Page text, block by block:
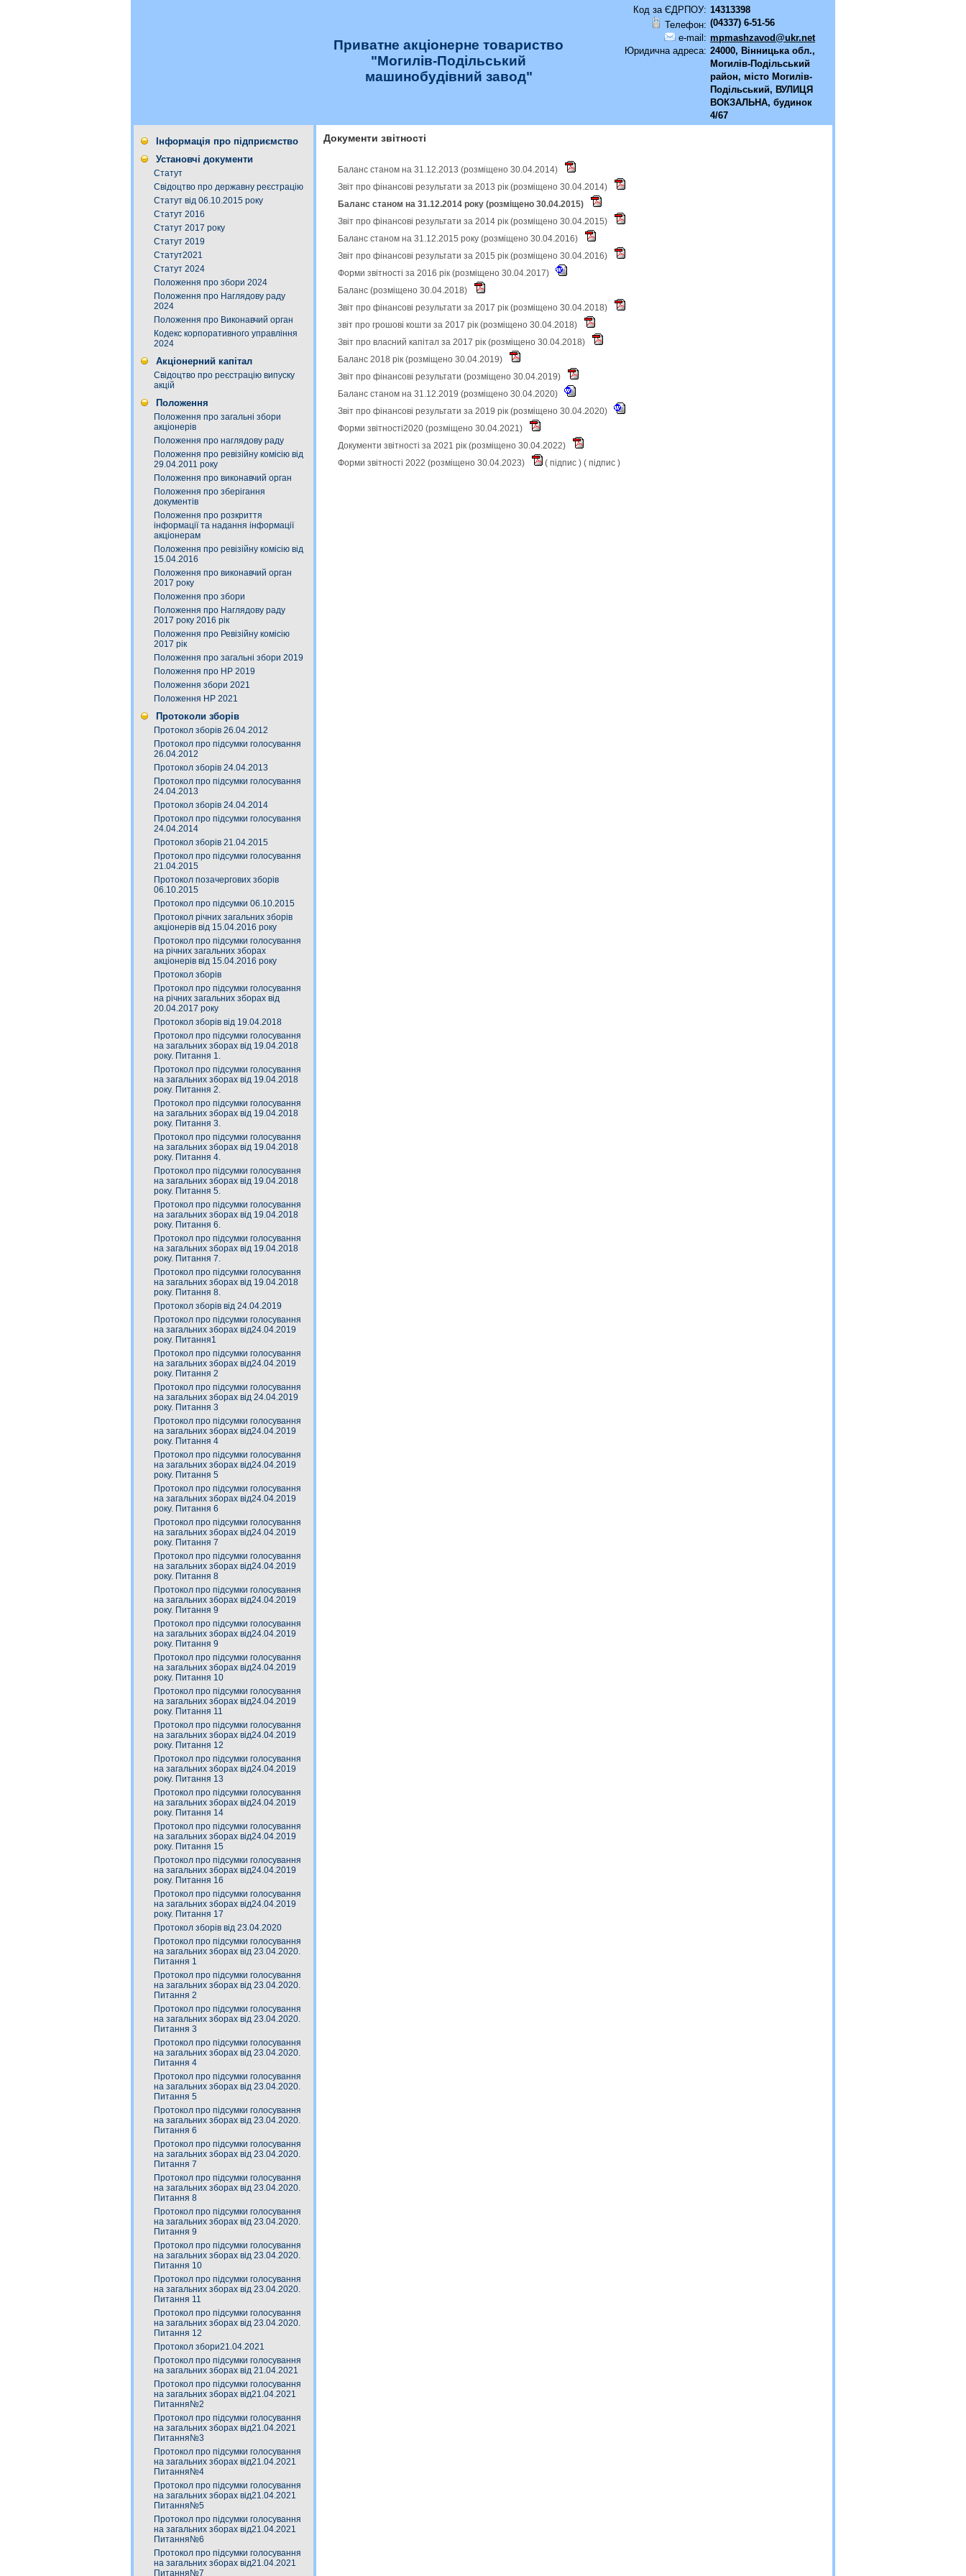
Приватне акціонерне товариство
"Могилів-Подільський
машинобудівний завод"
Код за ЄДРПОУ: 14313398
Телефон: (04337) 6-51-56
e-mail: mpmashzavod@ukr.net
Юридична адреса: 24000, Вінницька обл.,
Могилів-Подільський
район, місто Могилів-
Подільський, ВУЛИЦЯ
ВОКЗАЛЬНА, будинок
4/67
Інформація про підприємство
Установчі документи
Статут
Свідоцтво про державну реєстрацію
Статут від 06.10.2015 року
Статут 2016
Статут 2017 року
Статут 2019
Статут2021
Статут 2024
Положення про збори 2024
Положення про Наглядову раду
2024
Положення про Виконавчий орган
Кодекс корпоративного управління
2024
Акціонерний капітал
Свідоцтво про реєстрацію випуску
акцій
Положення
Положення про загальні збори
акціонерів
Положення про наглядову раду
Положення про ревізійну комісію від
29.04.2011 року
Положення про виконавчий орган
Положення про зберігання
документів
Положення про розкриття
інформації та надання інформації
акціонерам
Положення про ревізійну комісію від
15.04.2016
Положення про виконавчий орган
2017 року
Положення про збори
Положення про Наглядову раду
2017 року 2016 рік
Положення про Ревізійну комісію
2017 рік
Положення про загальні збори 2019
Положення про НР 2019
Положення збори 2021
Положення НР 2021
Протоколи зборів
Протокол зборів 26.04.2012
Протокол про підсумки голосування
26.04.2012
Протокол зборів 24.04.2013
Протокол про підсумки голосування
24.04.2013
Протокол зборів 24.04.2014
Протокол про підсумки голосування
24.04.2014
Протокол зборів 21.04.2015
Протокол про підсумки голосування
21.04.2015
Протокол позачергових зборів
06.10.2015
Протокол про підсумки 06.10.2015
Протокол річних загальних зборів
акціонерів від 15.04.2016 року
Протокол про підсумки голосування
на річних загальних зборах
акціонерів від 15.04.2016 року
Протокол зборів
Протокол про підсумки голосування
на річних загальних зборах від
20.04.2017 року
Протокол зборів від 19.04.2018
Протокол про підсумки голосування
на загальних зборах від 19.04.2018
року. Питання 1.
Протокол про підсумки голосування
на загальних зборах від 19.04.2018
року. Питання 2.
Протокол про підсумки голосування
на загальних зборах від 19.04.2018
року. Питання 3.
Протокол про підсумки голосування
на загальних зборах від 19.04.2018
року. Питання 4.
Протокол про підсумки голосування
на загальних зборах від 19.04.2018
року. Питання 5.
Протокол про підсумки голосування
на загальних зборах від 19.04.2018
року. Питання 6.
Протокол про підсумки голосування
на загальних зборах від 19.04.2018
року. Питання 7.
Протокол про підсумки голосування
на загальних зборах від 19.04.2018
року. Питання 8.
Протокол зборів від 24.04.2019
Протокол про підсумки голосування
на загальних зборах від24.04.2019
року. Питання1
Протокол про підсумки голосування
на загальних зборах від24.04.2019
року. Питання 2
Протокол про підсумки голосування
на загальних зборах від 24.04.2019
року. Питання 3
Протокол про підсумки голосування
на загальних зборах від24.04.2019
року. Питання 4
Протокол про підсумки голосування
на загальних зборах від24.04.2019
року. Питання 5
Протокол про підсумки голосування
на загальних зборах від24.04.2019
року. Питання 6
Протокол про підсумки голосування
на загальних зборах від24.04.2019
року. Питання 7
Протокол про підсумки голосування
на загальних зборах від24.04.2019
року. Питання 8
Протокол про підсумки голосування
на загальних зборах від24.04.2019
року. Питання 9
Протокол про підсумки голосування
на загальних зборах від24.04.2019
року. Питання 9
Протокол про підсумки голосування
на загальних зборах від24.04.2019
року. Питання 10
Протокол про підсумки голосування
на загальних зборах від24.04.2019
року. Питання 11
Протокол про підсумки голосування
на загальних зборах від24.04.2019
року. Питання 12
Протокол про підсумки голосування
на загальних зборах від24.04.2019
року. Питання 13
Протокол про підсумки голосування
на загальних зборах від24.04.2019
року. Питання 14
Протокол про підсумки голосування
на загальних зборах від24.04.2019
року. Питання 15
Протокол про підсумки голосування
на загальних зборах від24.04.2019
року. Питання 16
Протокол про підсумки голосування
на загальних зборах від24.04.2019
року. Питання 17
Протокол зборів від 23.04.2020
Протокол про підсумки голосування
на загальних зборах від 23.04.2020.
Питання 1
Протокол про підсумки голосування
на загальних зборах від 23.04.2020.
Питання 2
Протокол про підсумки голосування
на загальних зборах від 23.04.2020.
Питання 3
Протокол про підсумки голосування
на загальних зборах від 23.04.2020.
Питання 4
Протокол про підсумки голосування
на загальних зборах від 23.04.2020.
Питання 5
Протокол про підсумки голосування
на загальних зборах від 23.04.2020.
Питання 6
Протокол про підсумки голосування
на загальних зборах від 23.04.2020.
Питання 7
Протокол про підсумки голосування
на загальних зборах від 23.04.2020.
Питання 8
Протокол про підсумки голосування
на загальних зборах від 23.04.2020.
Питання 9
Протокол про підсумки голосування
на загальних зборах від 23.04.2020.
Питання 10
Протокол про підсумки голосування
на загальних зборах від 23.04.2020.
Питання 11
Протокол про підсумки голосування
на загальних зборах від 23.04.2020.
Питання 12
Протокол збори21.04.2021
Протокол про підсумки голосування
на загальних зборах від 21.04.2021
Протокол про підсумки голосування
на загальних зборах від21.04.2021
Питання№2
Протокол про підсумки голосування
на загальних зборах від21.04.2021
Питання№3
Протокол про підсумки голосування
на загальних зборах від21.04.2021
Питання№4
Протокол про підсумки голосування
на загальних зборах від21.04.2021
Питання№5
Протокол про підсумки голосування
на загальних зборах від21.04.2021
Питання№6
Протокол про підсумки голосування
на загальних зборах від21.04.2021
Питання№7
Документи звітності
Баланс станом на 31.12.2013 (розміщено 30.04.2014)
Звіт про фінансові результати за 2013 рік (розміщено 30.04.2014)
Баланс станом на 31.12.2014 року (розміщено 30.04.2015)
Звіт про фінансові результати за 2014 рік (розміщено 30.04.2015)
Баланс станом на 31.12.2015 року (розміщено 30.04.2016)
Звіт про фінансові результати за 2015 рік (розміщено 30.04.2016)
Форми звітності за 2016 рік (розміщено 30.04.2017)
Баланс (розміщено 30.04.2018)
Звіт про фінансові результати за 2017 рік (розміщено 30.04.2018)
звіт про грошові кошти за 2017 рік (розміщено 30.04.2018)
Звіт про власний капітал за 2017 рік (розміщено 30.04.2018)
Баланс 2018 рік (розміщено 30.04.2019)
Звіт про фінансові результати (розміщено 30.04.2019)
Баланс станом на 31.12.2019 (розміщено 30.04.2020)
Звіт про фінансові результати за 2019 рік (розміщено 30.04.2020)
Форми звітності2020 (розміщено 30.04.2021)
Документи звітності за 2021 рік (розміщено 30.04.2022)
Форми звітності 2022 (розміщено 30.04.2023)
( підпис ) ( підпис )